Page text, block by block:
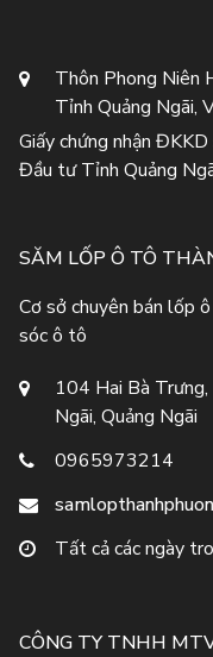
Thôn Phong Niên
Tỉnh Quảng Ngãi,
Giấy chứng nhận
Đầu tư Tỉnh Quảng
SĂM LỐP Ô TÔ
Cơ sở chuyên bán lốp
sóc ô tô
104 Hai Bà
Ngãi, Quảng Ngãi
0965973214
Tất cả các ngày
CÔNG TY TNHH